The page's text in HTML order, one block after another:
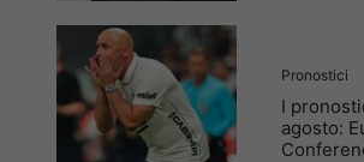
Pronostici
I
agosto: